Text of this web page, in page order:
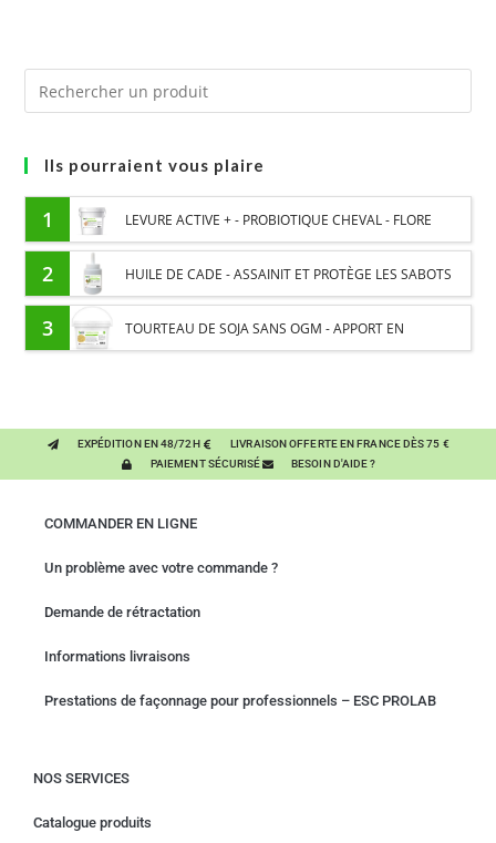
Ils pourraient vous plaire
1 LEVURE ACTIVE + - PROBIOTIQUE CHEVAL - FLORE
INTESTINALE ET DIGESTION
2 HUILE DE CADE - ASSAINIT ET PROTÈGE LES SABOTS
DE L’HUMIDITÉ
3 TOURTEAU DE SOJA SANS OGM - APPORT EN
EXPÉDITION EN 48/72H
LIVRAISON OFFERTE EN FRANCE DÈS 75 €
PAIEMENT SÉCURISÉ
BESOIN D'AIDE ?
COMMANDER EN LIGNE
Un problème avec votre commande ?
Demande de rétractation
Informations livraisons
Prestations de façonnage pour professionnels – ESC PROLAB
NOS SERVICES
Catalogue produits